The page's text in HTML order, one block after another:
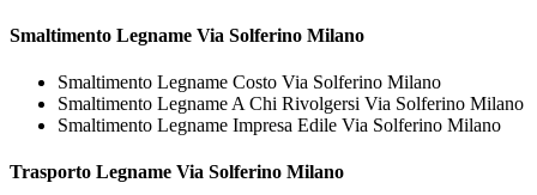
Smaltimento Legname Via Solferino Milano
Smaltimento Legname Costo Via Solferino Milano
Smaltimento Legname A Chi Rivolgersi Via Solferino Milano
Smaltimento Legname Impresa Edile Via Solferino Milano
Trasporto Legname Via Solferino Milano